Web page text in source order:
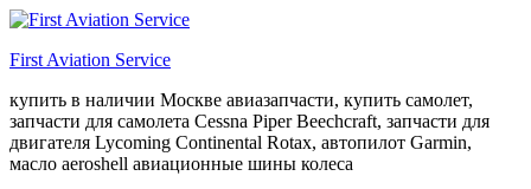
First Aviation Service
купить в наличии Москве авиазапчасти, купить самолет,
запчасти для самолета Cessna Piper Beechcraft, запчасти для
двигателя Lycoming Continental Rotax, автопилот Garmin,
масло aeroshell авиационные шины колеса